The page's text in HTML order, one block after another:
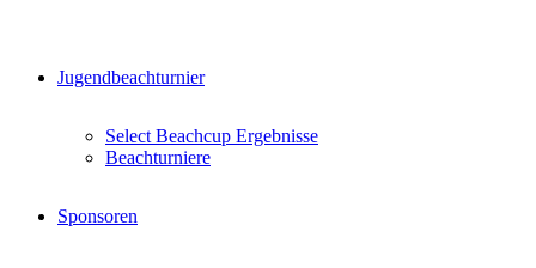
Jugendbeachturnier
Select Beachcup Ergebnisse
Beachturniere
Sponsoren